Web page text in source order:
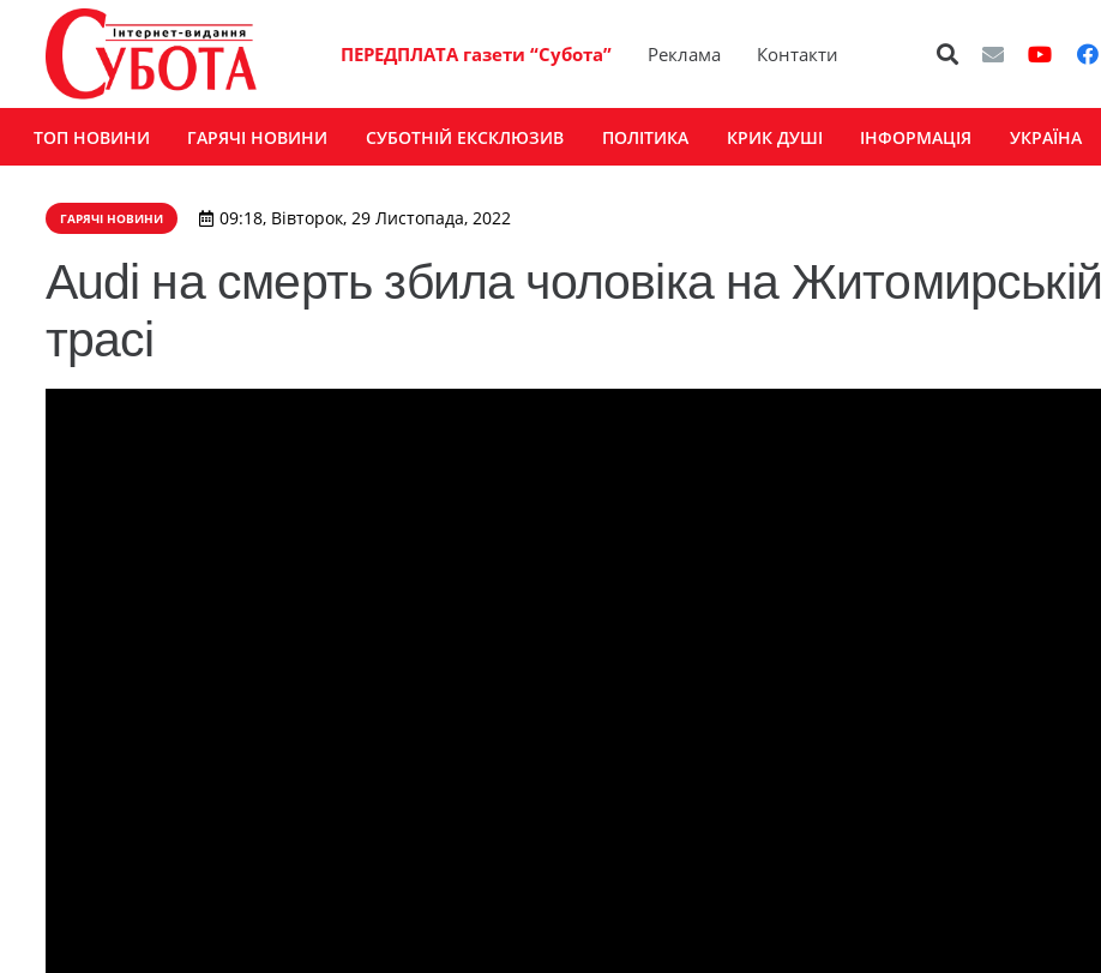
ПЕРЕДПЛАТА газети “Субота” Реклама Контакти
ТОП НОВИНИ ГАРЯЧІ НОВИНИ СУБОТНІЙ ЕКСКЛЮЗИВ ПОЛІТИКА КРИК ДУШІ ІНФОРМАЦІЯ УКРАЇНА
ГАРЯЧІ НОВИНИ 09:18, Вівторок, 29 Листопада, 2022
Audi на смерть збила чоловіка на Житомирській
трасі